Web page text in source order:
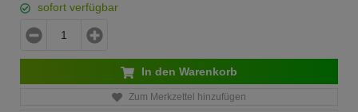
sofort verfügbar
In den Warenkorb
Zum Merkzettel hinzufügen